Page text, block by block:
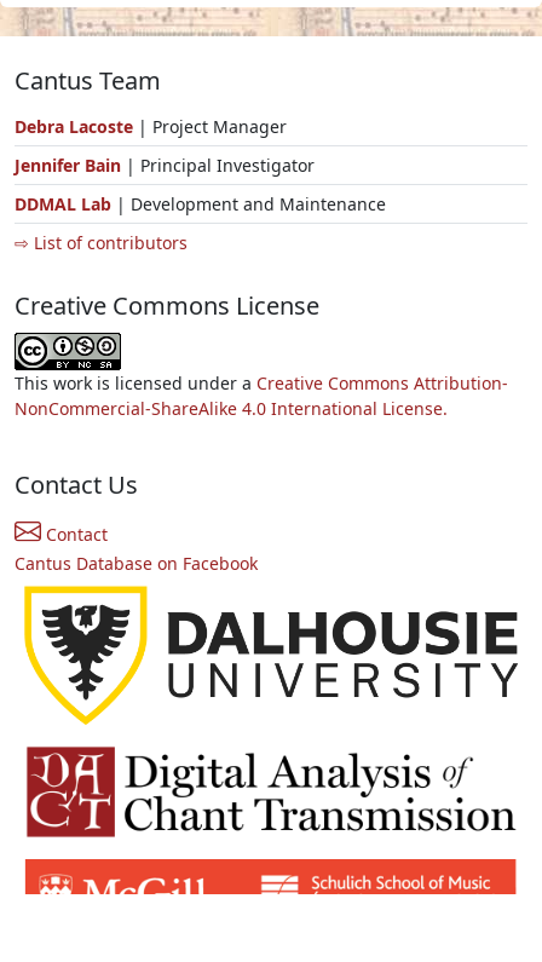
Cantus Team
Debra Lacoste | Project Manager
Jennifer Bain | Principal Investigator
DDMAL Lab | Development and Maintenance
⇨ List of contributors
Creative Commons License
This work is licensed under a Creative Commons Attribution-
NonCommercial-ShareAlike 4.0 International License.
Contact Us
Contact
Cantus Database on Facebook